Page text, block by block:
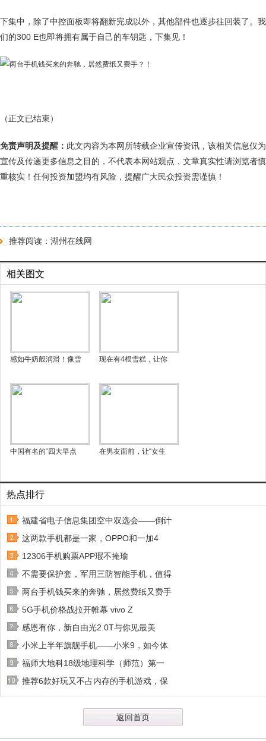
下集中，除了中控面板即将翻新完成以外，其他部件也逐步往回装了。我
们的300 E也即将拥有属于自己的车钥匙，下集见！
（正文已结束）
免责声明及提醒： 此文内容为本网所转载企业宣传资讯，该相关信息仅为
宣传及传递更多信息之目的，不代表本网站观点，文章真实性请浏览者慎
重核实！任何投资加盟均有风险，提醒广大民众投资需谨慎！
推荐阅读： 湖州在线网
相关图文
感如牛奶般润滑！像雪 现在有4根雪糕，让你
中国有名的“四大早点 在男友面前，让“女生
热点排行
福建省电子信息集团空中双选会——倒计
这两款手机都是一家，OPPO和一加4
12306手机购票APP瑕不掩瑜
不需要保护套，军用三防智能手机，值得
两台手机钱买来的奔驰，居然费纸又费手
5G手机价格战拉开帷幕 vivo Z
感恩有你，新自由光2.0T与你见最美
小米上半年旗舰手机——小米9，如今体
福师大地科18级地理科学（师范）第一
推荐6款好玩又不占内存的手机游戏，保
返回首页